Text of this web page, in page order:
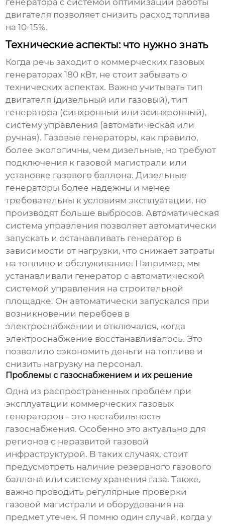
генератора с системой оптимизации работы
двигателя позволяет снизить расход топлива
на 10-15%.
Технические аспекты: что нужно знать
Когда речь заходит о коммерческих газовых
генераторах 180 кВт, не стоит забывать о
технических аспектах. Важно учитывать тип
двигателя (дизельный или газовый), тип
генератора (синхронный или асинхронный),
систему управления (автоматическая или
ручная). Газовые генераторы, как правило,
более экологичны, чем дизельные, но требуют
подключения к газовой магистрали или
установке газового баллона. Дизельные
генераторы более надежны и менее
требовательны к условиям эксплуатации, но
производят больше выбросов. Автоматическая
система управления позволяет автоматически
запускать и останавливать генератор в
зависимости от нагрузки, что снижает затраты
на топливо и обслуживание. Например, мы
устанавливали генератор с автоматической
системой управления на строительной
площадке. Он автоматически запускался при
возникновении перебоев в
электроснабжении и отключался, когда
электроснабжение восстанавливалось. Это
позволило сэкономить деньги на топливе и
снизить нагрузку на персонал.
Проблемы с газоснабжением и их решение
Одна из распространенных проблем при
эксплуатации коммерческих газовых
генераторов – это нестабильность
газоснабжения. Особенно это актуально для
регионов с неразвитой газовой
инфраструктурой. В таких случаях, стоит
предусмотреть наличие резервного газового
баллона или систему хранения газа. Также,
важно проводить регулярные проверки
газовой магистрали и оборудования на
предмет утечек. Я помню один случай, когда у